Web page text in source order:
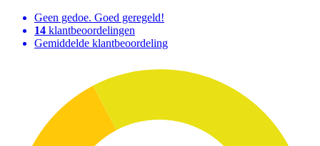
Geen gedoe. Goed geregeld!
14 klantbeoordelingen
Gemiddelde klantbeoordeling